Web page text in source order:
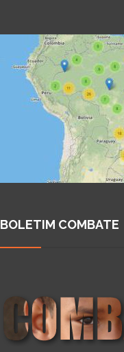
BOLETIM COMBATE